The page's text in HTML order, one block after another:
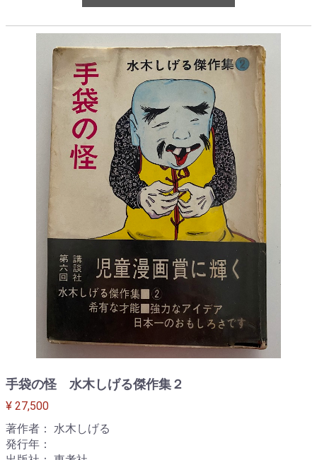
手袋の怪 水木しげる傑作集２
¥ 27,500
著作者： 水木しげる
発行年：